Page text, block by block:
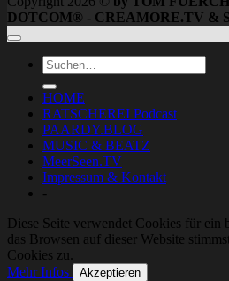
DOTCOM® - CREAMORE.TV &
HOME
RATSCHEREI Podcast
PAARDY.BLOG
MUSIC & BEATZ
MeerSeen.TV
Impressum & Kontakt
-
Diese Seite verwendet Cookies für ein
das Browsen auf dieser Website
Cookies zu.
Mehr Infos
Akzeptieren